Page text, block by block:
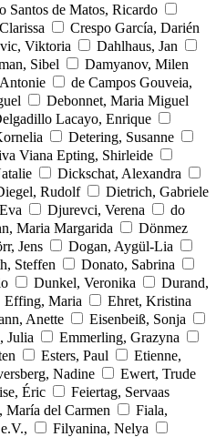
Santos de Matos, Ricardo
Crespo García, Darién
Viktoria
Dahlhaus, Jan
Sibel
Damyanov, Milen
de Campos Gouveia,
Debonnet, Maria Miguel
Lacayo, Enrique
Detering, Susanne
Viana Epting, Shirleide
Dickschat, Alexandra
Rudolf
Dietrich, Gabriele
Djurevci, Verena
do
Maria Margarida
Dönmez
Jens
Dogan, Aygül-Lia
Steffen
Donato, Sabrina
Dunkel, Veronika
Durand,
Effing, Maria
Ehret, Kristina
Anette
Eisenbeiß, Sonja
Julia
Emmerling, Grazyna
Esters, Paul
Etienne,
Nadine
Ewert, Trude
Éric
Feiertag, Servaas
María del Carmen
Fiala,
Filyanina, Nelya